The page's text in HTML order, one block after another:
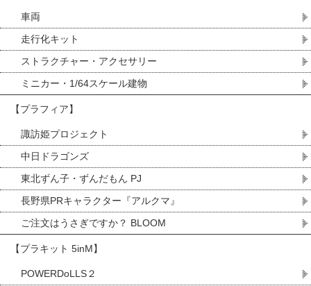
車両
走行化キット
ストラクチャー・アクセサリー
ミニカー・1/64スケール建物
【プラフィア】
諏訪姫プロジェクト
中日ドラゴンズ
東北ずん子・ずんだもん PJ
長野県PRキャラクター『アルクマ』
ご注文はうさぎですか？ BLOOM
【プラキット 5inM】
POWERDoLLS２